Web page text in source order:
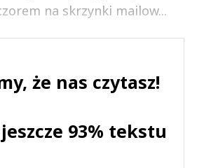
0
Prześlij komentarz
na skrzynki mailow...
że nas czytasz!
jeszcze 93% tekstu